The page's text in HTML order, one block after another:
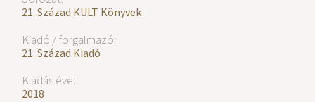
21. Század KULT Könyvek
Kiadó / forgalmazó:
21. Század Kiadó
Kiadás éve:
2018